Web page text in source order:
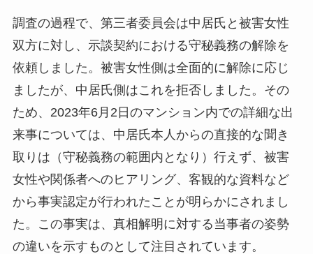
調査の過程で、第三者委員会は中居氏と被害女性
双方に対し、示談契約における守秘義務の解除を
依頼しました。被害女性側は全面的に解除に応じ
ましたが、中居氏側はこれを拒否しました。その
ため、2023年6月2日のマンション内での詳細な出
来事については、中居氏本人からの直接的な聞き
取りは（守秘義務の範囲内となり）行えず、被害
女性や関係者へのヒアリング、客観的な資料など
から事実認定が行われたことが明らかにされまし
た。この事実は、真相解明に対する当事者の姿勢
の違いを示すものとして注目されています。